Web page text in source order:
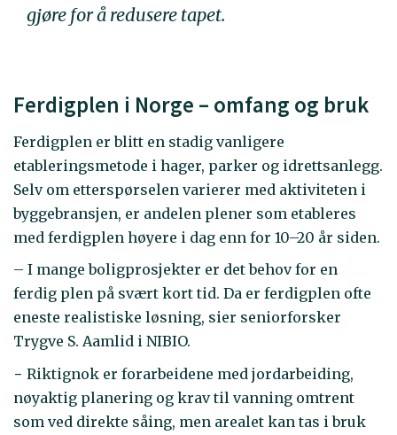
gjøre for å redusere tapet.
Ferdigplen i Norge – omfang og bruk
Ferdigplen er blitt en stadig vanligere
etableringsmetode i hager, parker og idrettsanlegg.
Selv om etterspørselen varierer med aktiviteten i
byggebransjen, er andelen plener som etableres
med ferdigplen høyere i dag enn for 10–20 år siden.
– I mange boligprosjekter er det behov for en
ferdig plen på svært kort tid. Da er ferdigplen ofte
eneste realistiske løsning, sier seniorforsker
Trygve S. Aamlid i NIBIO.
− Riktignok er forarbeidene med jordarbeiding,
nøyaktig planering og krav til vanning omtrent
som ved direkte såing, men arealet kan tas i bruk